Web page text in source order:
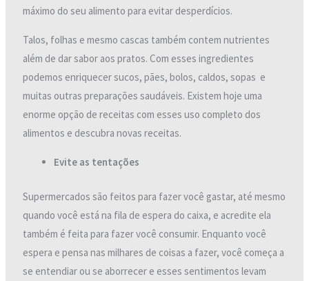
máximo do seu alimento para evitar desperdícios.
Talos, folhas e mesmo cascas também contem nutrientes
além de dar sabor aos pratos. Com esses ingredientes
podemos enriquecer sucos, pães, bolos, caldos, sopas e
muitas outras preparações saudáveis. Existem hoje uma
enorme opção de receitas com esses uso completo dos
alimentos e descubra novas receitas.
Evite as tentações
Supermercados são feitos para fazer você gastar, até mesmo
quando você está na fila de espera do caixa, e acredite ela
também é feita para fazer você consumir. Enquanto você
espera e pensa nas milhares de coisas a fazer, você começa a
se entendiar ou se aborrecer e esses sentimentos levam